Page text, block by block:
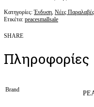
Κατηγορίες:Ένδυση, Νέες Παραλαβές
Ετικέτα: peacesmallsale
SHARE
Πληροφορίες
Brand